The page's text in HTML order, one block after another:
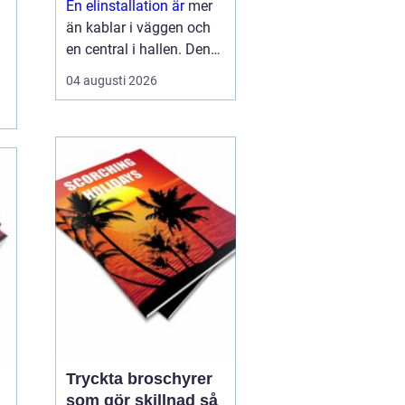
En elinstallation ärmer
än kablar i väggen och
en central i hallen. Den
påverkar säkerhet,
komfort, energikostnader
att bygga ut med till
exempel solceller eller
elbilsladdn...
04 augusti 2026
Tryckta broschyrer
som gör skillnad så